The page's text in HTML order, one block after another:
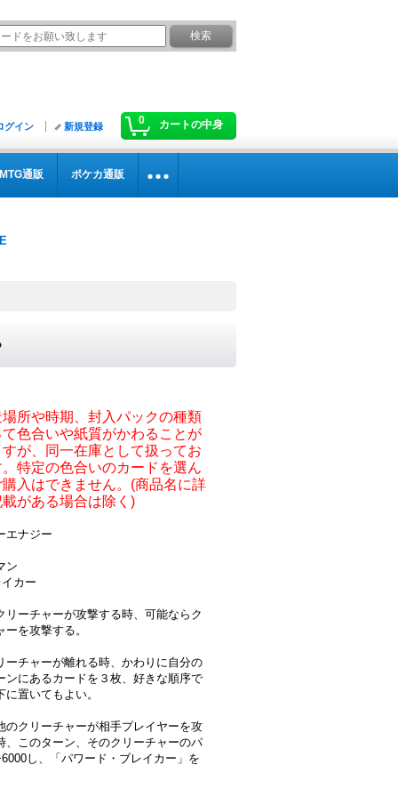
0 カートの中身
グイン 新規登録
MTG通販 ポケカ通販
所や時期、封入パックの種類
色合いや紙質がかわることが
が、同一在庫として扱ってお
特定の色合いのカードを選ん
入はできません。(商品名に詳
がある場合は除く)
エナジー
ン
カー
リーチャーが攻撃する時、可能ならク
ーを攻撃する。
ーチャーが離れる時、かわりに自分の
ンにあるカードを３枚、好きな順序で
に置いてもよい。
のクリーチャーが相手プレイヤーを攻
、このターン、そのクリーチャーのパ
し、「パワード・ブレイカー」を